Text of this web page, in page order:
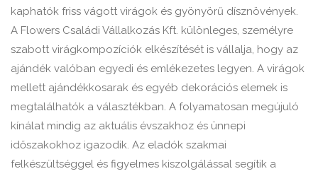
kaphatók friss vágott virágok és gyönyörű dísznövények.
A Flowers Családi Vállalkozás Kft. különleges, személyre
szabott virágkompozíciók elkészítését is vállalja, hogy az
ajándék valóban egyedi és emlékezetes legyen. A virágok
mellett ajándékkosarak és egyéb dekorációs elemek is
megtalálhatók a választékban. A folyamatosan megújuló
kínálat mindig az aktuális évszakhoz és ünnepi
időszakokhoz igazodik. Az eladók szakmai
felkészültséggel és figyelmes kiszolgálással segítik a